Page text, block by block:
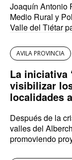
Joaquín Antonio
Medio Rural y
Valle del Tiétar
AVILA PROVINCIA
La iniciativa
visibilizar
localidades
Después de la
valles del
promoviendo